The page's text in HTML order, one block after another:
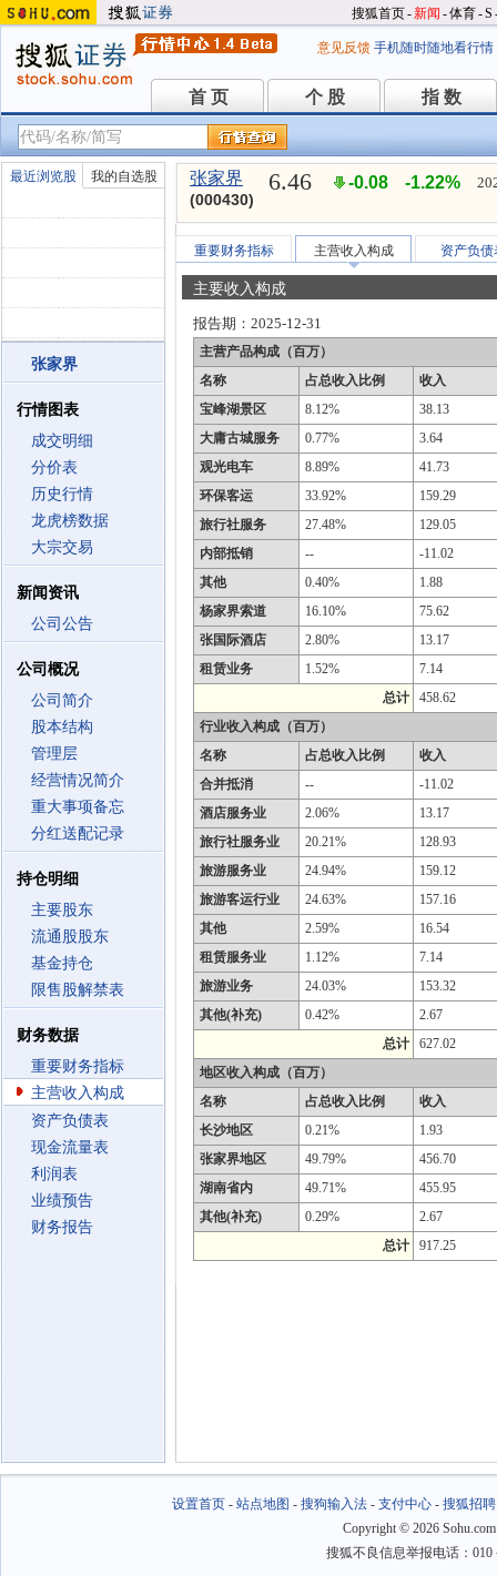
搜狐首页-新闻 -体育-S
意见反馈 手机随时随地看行情
首 页
首 页 个 股
个 股 指 数
指 数
最近浏览股 我的自选股
张家界
行情图表
成交明细
分价表
历史行情
龙虎榜数据
大宗交易
新闻资讯
公司公告
公司概况
公司简介
股本结构
管理层
经营情况简介
重大事项备忘
分红送配记录
持仓明细
主要股东
流通股股东
基金持仓
限售股解禁表
财务数据
重要财务指标
主营收入构成
资产负债表
现金流量表
利润表
业绩预告
财务报告
张家界
(000430)
6.46 -0.08 -1.22%
重要财务指标 主营收入构成 资产负债
主要收入构成
报告期： 2025-12-31
主营产品构成（百万）
名称
占总收入比例
收入
宝峰湖景区
8.12%
38.13
大庸古城服务
0.77%
3.64
观光电车
8.89%
41.73
环保客运
33.92%
159.29
旅行社服务
27.48%
129.05
内部抵销
--
-11.02
其他
0.40%
1.88
杨家界索道
16.10%
75.62
张国际酒店
2.80%
13.17
租赁业务
1.52%
7.14
总计
458.62
行业收入构成（百万）
名称
占总收入比例
收入
合并抵消
--
-11.02
酒店服务业
2.06%
13.17
旅行社服务业
20.21%
128.93
旅游服务业
24.94%
159.12
旅游客运行业
24.63%
157.16
其他
2.59%
16.54
租赁服务业
1.12%
7.14
旅游业务
24.03%
153.32
其他(补充)
0.42%
2.67
总计
627.02
地区收入构成（百万）
名称
占总收入比例
收入
长沙地区
0.21%
1.93
张家界地区
49.79%
456.70
湖南省内
49.71%
455.95
其他(补充)
0.29%
2.67
总计
917.25
设置首页- 站点地图 - 搜狗输入法- 支付中心- 搜狐招聘
Copyright © 2026
搜狐不良信息举报电话：010